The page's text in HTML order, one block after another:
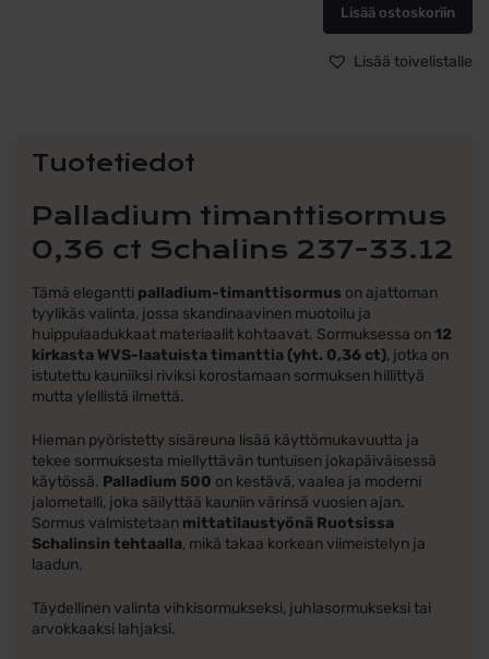
33.12
–
×
Lisää ostoskoriin
Lisää toivelistalle
Tuotetiedot
Palladium timanttisormus
0,36 ct Schalins 237-33.12
Tämä elegantti palladium-timanttisormus on ajattoman
tyylikäs valinta, jossa skandinaavinen muotoilu ja
huippulaadukkaat materiaalit kohtaavat. Sormuksessa on12
kirkasta WVS-laatuista timanttia (yht. 0,36 ct), jotka on
istutettu kauniiksi riviksi korostamaan sormuksen hillittyä
mutta ylellistä ilmettä.
Hieman pyöristetty sisäreuna lisää käyttömukavuutta ja
tekee sormuksesta miellyttävän tuntuisen jokapäiväisessä
käytössä. Palladium 500 on kestävä, vaalea ja moderni
jalometalli, joka säilyttää kauniin värinsä vuosien ajan.
Sormus valmistetaan mittatilaustyönä Ruotsissa
Schalinsin tehtaalla, mikä takaa korkean viimeistelyn ja
laadun.
Täydellinen valinta vihkisormukseksi, juhlasormukseksi tai
arvokkaaksi lahjaksi.